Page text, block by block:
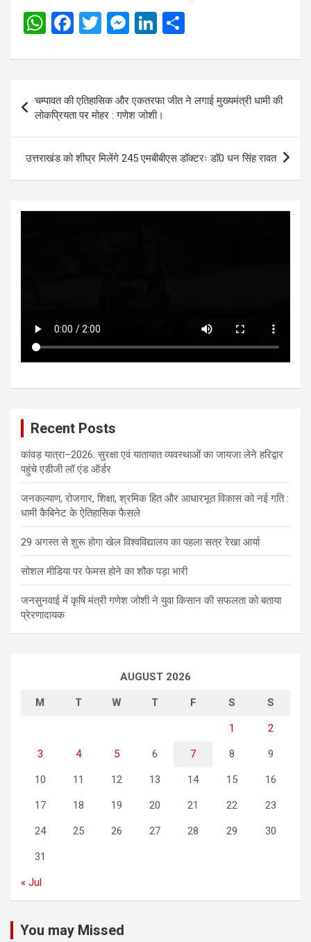
W
at
A
p
p
F
ce
b
o
o
k
T
tt
er
M
se
g
er
Li
ke
dI
n
ar
e
navigation
चम्पावत की एतिहासिक और एकतरफा जीत ने लगाई मुख्यमंत्री धामी की
लोकप्रियता पर मोहर : गणेश जोशी।
उत्तराखंड को शीघ्र मिलेंगे 245 एमबीबीएस डॉक्टरः डॉ0 धन सिंह रावत
Recent Posts
कांवड़ यात्रा–2026: सुरक्षा एवं यातायात व्यवस्थाओं का जायजा लेने हरिद्वार
पहुंचे एडीजी लॉ एंड ऑर्डर
जनकल्याण, रोजगार, शिक्षा, श्रमिक हित और आधारभूत विकास को नई गति :
धामी कैबिनेट के ऐतिहासिक फैसले
29 अगस्त से शुरू होगा खेल विश्वविद्यालय का पहला सत्र रेखा आर्या
सोशल मीडिया पर फेमस होने का शौक पड़ा भारी
जनसुनवाई में कृषि मंत्री गणेश जोशी ने युवा किसान की सफलता को बताया
प्रेरणादायक
AUGUST 2026
M T W T F S S
1 2
3 4 5 6 7 8 9
10 11 12 13 14 15 16
17 18 19 20 21 22 23
24 25 26 27 28 29 30
31
« Jul
You may Missed